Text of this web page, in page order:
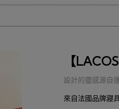
【
設計的靈感源自
來自法國品牌寢